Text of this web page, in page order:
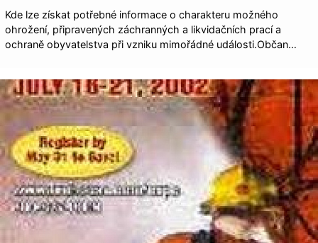
Kde lze získat potřebné informace o charakteru možného
ohrožení, připravených záchranných a likvidačních prací a
ochraně obyvatelstva při vzniku mimořádné události.Občan…